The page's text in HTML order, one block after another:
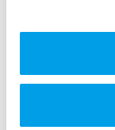
the
actually
we